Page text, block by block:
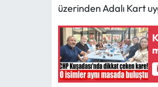
üzerinden Adalı Kart